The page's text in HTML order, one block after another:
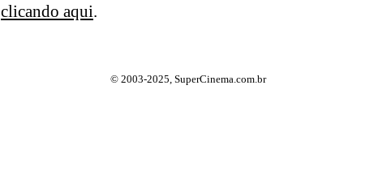
clicando aqui.
© 2003-2025, SuperCinema.com.br